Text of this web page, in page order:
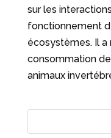
sur les
fonctionnement
écosystèmes. Il
consommation
animaux